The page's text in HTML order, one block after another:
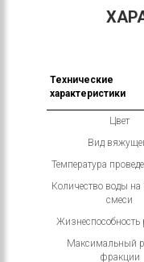
Технические
характеристики
Цвет
Вид
Температура
Количество воды на
смеси
Жизнеспособность
Максимальный
фракции